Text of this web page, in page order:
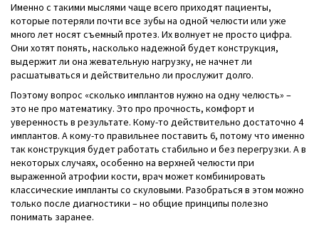
Именно с такими мыслями чаще всего приходят пациенты,
которые потеряли почти все зубы на одной челюсти или уже
много лет носят съемный протез. Их волнует не просто цифра.
Они хотят понять, насколько надежной будет конструкция,
выдержит ли она жевательную нагрузку, не начнет ли
расшатываться и действительно ли прослужит долго.
Поэтому вопрос «сколько имплантов нужно на одну челюсть» –
это не про математику. Это про прочность, комфорт и
уверенность в результате. Кому-то действительно достаточно 4
имплантов. А кому-то правильнее поставить 6, потому что именно
так конструкция будет работать стабильно и без перегрузки. А в
некоторых случаях, особенно на верхней челюсти при
выраженной атрофии кости, врач может комбинировать
классические импланты со скуловыми. Разобраться в этом можно
только после диагностики – но общие принципы полезно
понимать заранее.